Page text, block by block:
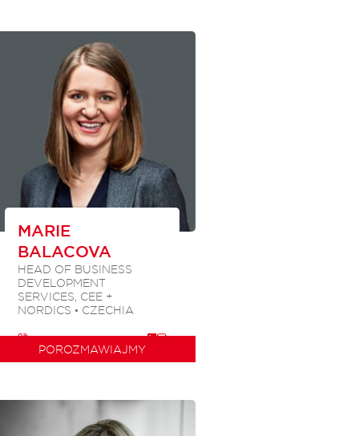
MARIE
BALACOVA
HEAD OF BUSINESS
DEVELOPMENT
SERVICES, CEE +
NORDICS • CZECHIA
POROZMAWIAJMY